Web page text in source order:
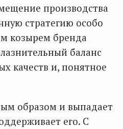
производства
стратегию особо
козырем бренда
баланс
качеств и, понятное
образом и выпадает
его. С